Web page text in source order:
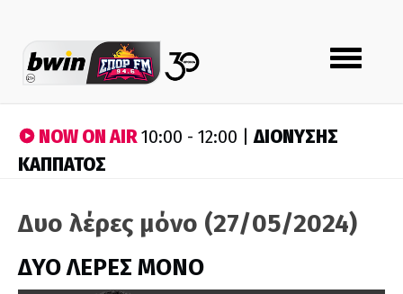
Toggle
navigation
NOW ON AIR10:00 - 12:00 |ΔΙΟΝΥΣΗΣ
ΚΑΠΠΑΤΟΣ
Δυο λέρες μόνο (27/05/2024)
ΔΥΟ ΛΕΡΕΣ ΜΟΝΟ